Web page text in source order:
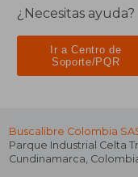
¿Necesitas ayuda?
Ir a Centro de
Soporte/PQR
Buscalibre Colombia
Parque Industrial Celta
Cundinamarca